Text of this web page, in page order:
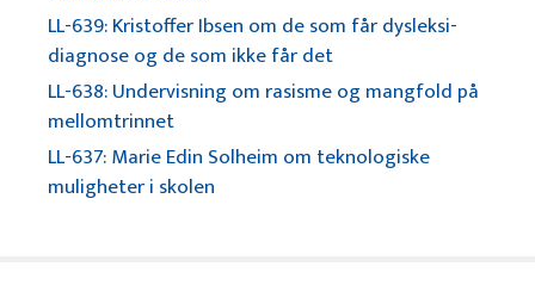
LL-639: Kristoffer Ibsen om de som får dysleksi-
diagnose og de som ikke får det
LL-638: Undervisning om rasisme og mangfold på
mellomtrinnet
LL-637: Marie Edin Solheim om teknologiske
muligheter i skolen